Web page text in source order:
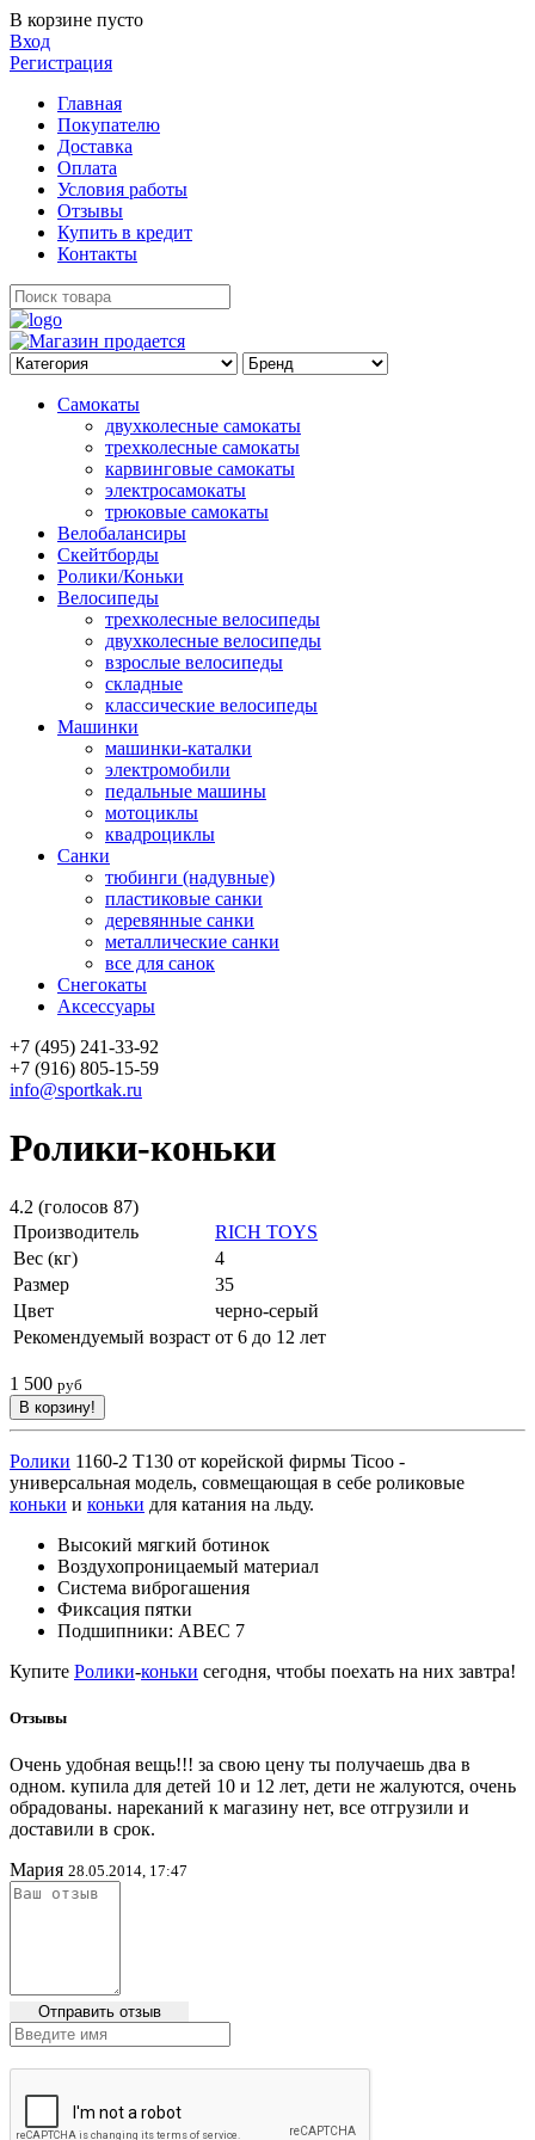
В корзине пусто
Вход
Регистрация
Главная
Покупателю
Доставка
Оплата
Условия работы
Отзывы
Купить в кредит
Контакты
Самокаты
двухколесные самокаты
трехколесные самокаты
карвинговые самокаты
электросамокаты
трюковые самокаты
Велобалансиры
Скейтборды
Ролики/Коньки
Велосипеды
трехколесные велосипеды
двухколесные велосипеды
взрослые велосипеды
складные
классические велосипеды
Машинки
машинки-каталки
электромобили
педальные машины
мотоциклы
квадроциклы
Санки
тюбинги (надувные)
пластиковые санки
деревянные санки
металлические санки
все для санок
Снегокаты
Аксессуары
+7 (495) 241-33-92
+7 (916) 805-15-59
info@sportkak.ru
Ролики-коньки
4.2 (голосов 87)
Производитель
RICH TOYS
Вес (кг)
4
Размер
35
Цвет
черно-серый
Рекомендуемый возраст от 6 до 12 лет
1 500 руб
Ролики 1160-2 Т130 от корейской фирмы Ticoo -
универсальная модель, совмещающая в себе роликовые
коньки и коньки для катания на льду.
Высокий мягкий ботинок
Воздухопроницаемый материал
Система виброгашения
Фиксация пятки
Подшипники: ABEC 7
Купите Ролики-коньки сегодня, чтобы поехать на них завтра!
Отзывы
Очень удобная вещь!!! за свою цену ты получаешь два в
одном. купила для детей 10 и 12 лет, дети не жалуются, очень
обрадованы. нареканий к магазину нет, все отгрузили и
доставили в срок.
Мария 28.05.2014, 17:47